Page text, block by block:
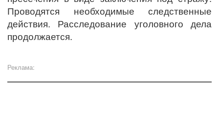
Проводятся необходимые следственные
действия. Расследование уголовного дела
продолжается.
Реклама: